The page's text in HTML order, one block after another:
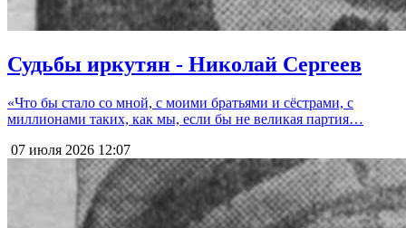
Судьбы иркутян - Николай Сергеев
«Что бы стало со мной, с моими братьями и сёстрами, с
миллионами таких, как мы, если бы не великая партия…
07 июля 2026 12:07